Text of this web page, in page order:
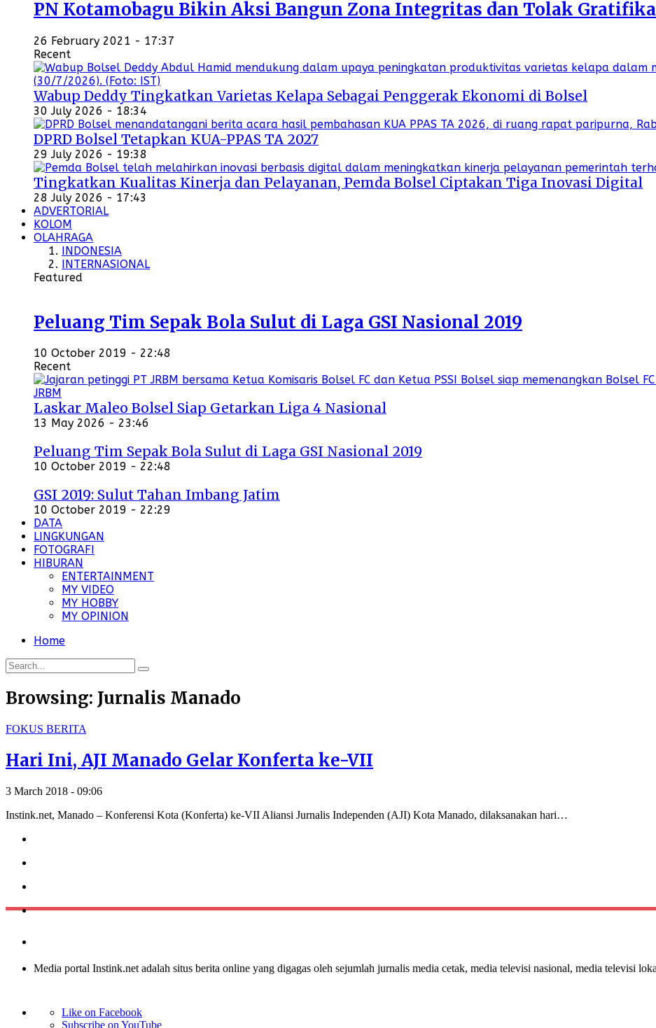
PN Kotamobagu Bikin Aksi Bangun Zona Integritas dan Tolak
26 February 2021 - 17:37
Recent
Wabup Deddy Tingkatkan Varietas Kelapa Sebagai Penggerak Ekonomi di Bolsel
30 July 2026 - 18:34
DPRD Bolsel Tetapkan KUA-PPAS TA 2027
29 July 2026 - 19:38
Tingkatkan Kualitas Kinerja dan Pelayanan, Pemda Bolsel Ciptakan Tiga Inovasi Digital
28 July 2026 - 17:43
ADVERTORIAL
KOLOM
OLAHRAGA
INDONESIA
INTERNASIONAL
Featured
Peluang Tim Sepak Bola Sulut di Laga GSI Nasional 2019
10 October 2019 - 22:48
Recent
Laskar Maleo Bolsel Siap Getarkan Liga 4 Nasional
13 May 2026 - 23:46
Peluang Tim Sepak Bola Sulut di Laga GSI Nasional 2019
10 October 2019 - 22:48
GSI 2019: Sulut Tahan Imbang Jatim
10 October 2019 - 22:29
DATA
LINGKUNGAN
FOTOGRAFI
HIBURAN
ENTERTAINMENT
MY VIDEO
MY HOBBY
MY OPINION
Home
Browsing: Jurnalis Manado
FOKUS BERITA
Hari Ini, AJI Manado Gelar Konferta ke-VII
3 March 2018 - 09:06
Instink.net, Manado – Konferensi Kota (Konferta) ke-VII Aliansi Jurnalis Independen (AJI) Kota Manado, dilaksanakan hari…
Media portal Instink.net adalah situs berita online yang digagas oleh sejumlah jurnalis media cetak, media televisi nasional, media televisi
Like on Facebook
Subscribe on YouTube